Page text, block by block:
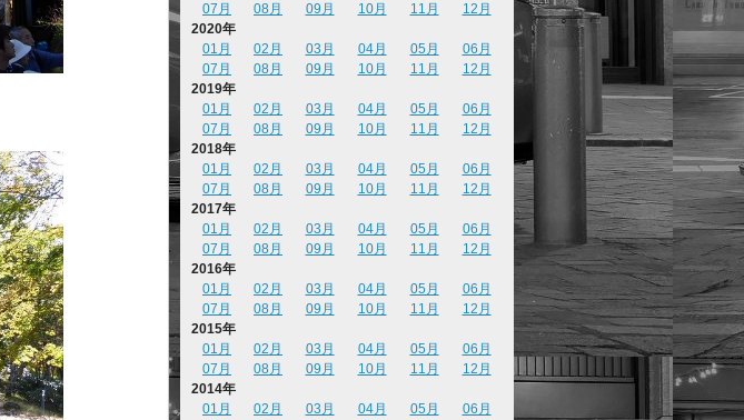
07月
08月 09月 10月 11月
12月
2020年
01月
02月 03月 04月 05月
06月
07月
08月 09月 10月 11月
12月
2019年
01月
02月 03月 04月 05月
06月
07月
08月 09月 10月 11月
12月
2018年
01月
02月 03月 04月 05月
06月
07月
08月 09月 10月 11月
12月
2017年
01月
02月 03月 04月 05月
06月
07月
08月 09月 10月 11月
12月
2016年
01月
02月 03月 04月 05月
06月
07月
08月 09月 10月 11月
12月
2015年
01月
02月 03月 04月 05月
06月
07月
08月 09月 10月 11月
12月
2014年
01月
02月 03月 04月 05月
06月